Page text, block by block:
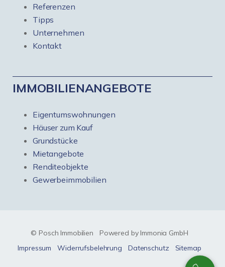
Referenzen
Tipps
Unternehmen
Kontakt
IMMOBILIENANGEBOTE
Eigentumswohnungen
Häuser zum Kauf
Grundstücke
Mietangebote
Renditeobjekte
Gewerbeimmobilien
© Posch Immobilien
Powered by Immonia GmbH
Impressum
Widerrufsbelehrung Datenschutz Sitemap